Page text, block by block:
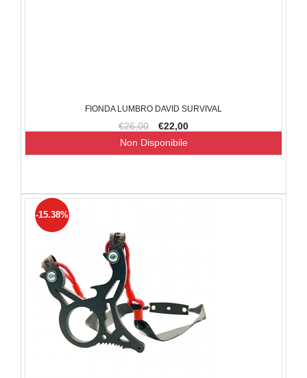
FIONDA LUMBRO DAVID SURVIVAL
€26,00 €22,00
Non Disponibile
-15.38%